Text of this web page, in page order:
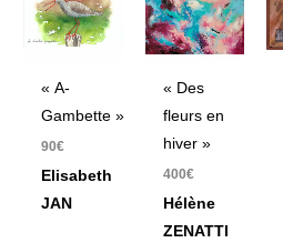
« A-
Gambette »
90€
Elisabeth
JAN
« Des
fleurs en
hiver »
400€
Hélène
ZENATTI